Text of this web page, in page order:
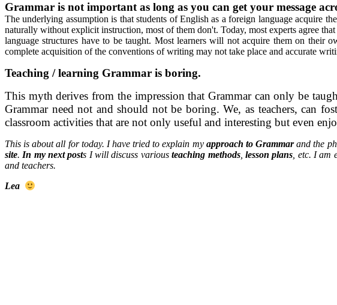
Grammar is not important as long as you can get your message
The underlying assumption is that students of English as a foreign language acquire
naturally without explicit instruction, most of them don't. Today, most experts agree
language structures have to be taught. Most learners will not acquire them on
complete acquisition of the conventions of writing may not take place and accurate
Teaching / learning Grammar is boring.
This myth derives from the impression that Grammar can only be
Grammar need not and should not be boring. We, as teachers, can
classroom activities that are not only useful and interesting but even
This is about all for today. I have tried to explain my approach to Grammarand the
site. In my next posts I will discuss variousteaching methods, lesson plans , etc. I
and teachers.
Lea